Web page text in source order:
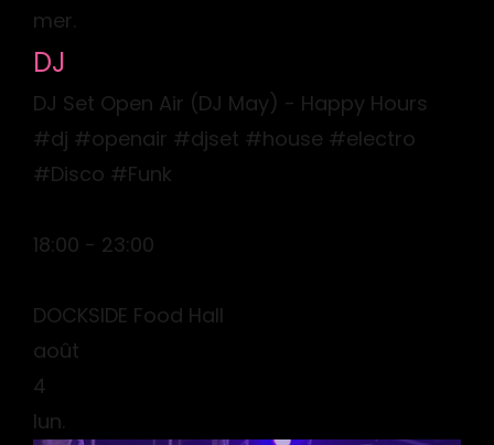
mer.
DJ
DJ Set Open Air (DJ May) - Happy Hours
#dj #openair #djset #house #electro
#Disco #Funk
18:00 - 23:00
DOCKSIDE Food Hall
août
4
lun.